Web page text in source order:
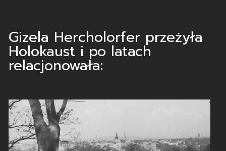
Gizela Hercholorfer przeżyła
Holokaust i po latach
relacjonowała: